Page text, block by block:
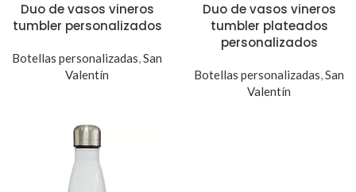
Duo de vasos vineros
tumbler personalizados
Botellas personalizadas,San
Valentín
Duo de vasos vineros
tumbler plateados
personalizados
Botellas personalizadas,San
Valentín